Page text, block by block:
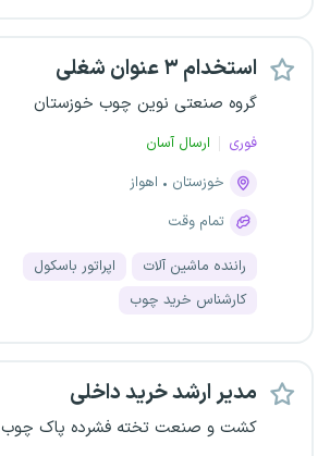
استخدام ۳ عنوان شغلی
گروه صنعتی نوین چوب خوزستان
فوری
ارسال آسان
خوزستان
اهواز
تمام وقت
راننده ماشین آلات
اپراتور باسکول
کارشناس خرید چوب
مدیر ارشد خرید داخلی
کشت و صنعت تخته فشرده پاک چوب